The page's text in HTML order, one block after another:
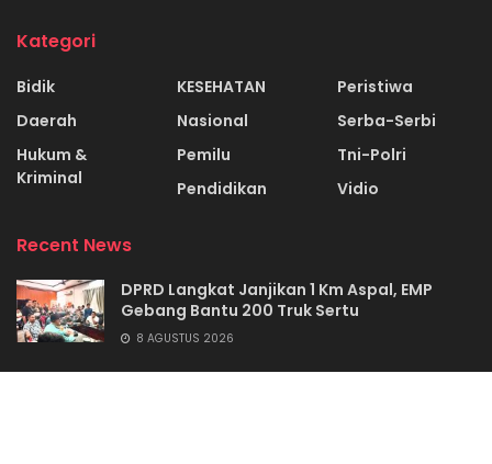
Kategori
Bidik
Daerah
Hukum &
Kriminal
KESEHATAN
Nasional
Pemilu
Pendidikan
Peristiwa
Serba-Serbi
Tni-Polri
Vidio
Recent News
DPRD Langkat Janjikan 1 Km Aspal, EMP
Gebang Bantu 200 Truk Sertu
8 AGUSTUS 2026